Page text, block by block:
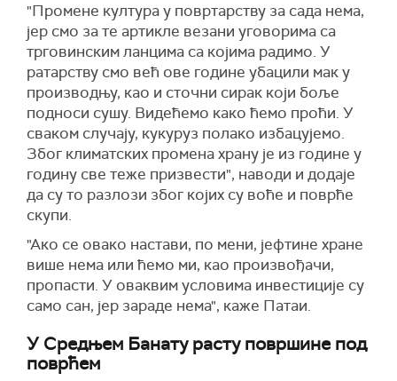
"Промене култура у повртарству за сада нема,
јер смо за те артикле везани уговорима са
трговинским ланцима са којима радимо. У
ратарству смо већ ове године убацили мак у
производњу, као и сточни сирак који боље
подноси сушу. Видећемо како ћемо проћи. У
сваком случају, кукуруз полако избацујемо.
Због климатских промена храну је из године у
годину све теже призвести", наводи и додаје
да су то разлози због којих су воће и поврће
скупи.
"Ако се овако настави, по мени, јефтине хране
више нема или ћемо ми, као произвођачи,
пропасти. У оваквим условима инвестиције су
само сан, јер зараде нема", каже Патаи.
У Средњем Банату расту површине под
поврћем